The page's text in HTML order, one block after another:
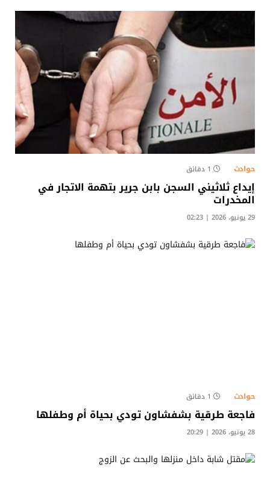
حوادث 1 دقائق
إيداع ثلاثيني السجن بابن جرير بتهمة الاتجار في
المخدرات
29 يونيو، 2026 | 02:23
حوادث 1 دقائق
​فاجعة طرقية بشفشاون تودي بحياة أم وطفلها
28 يونيو، 2026 | 20:29